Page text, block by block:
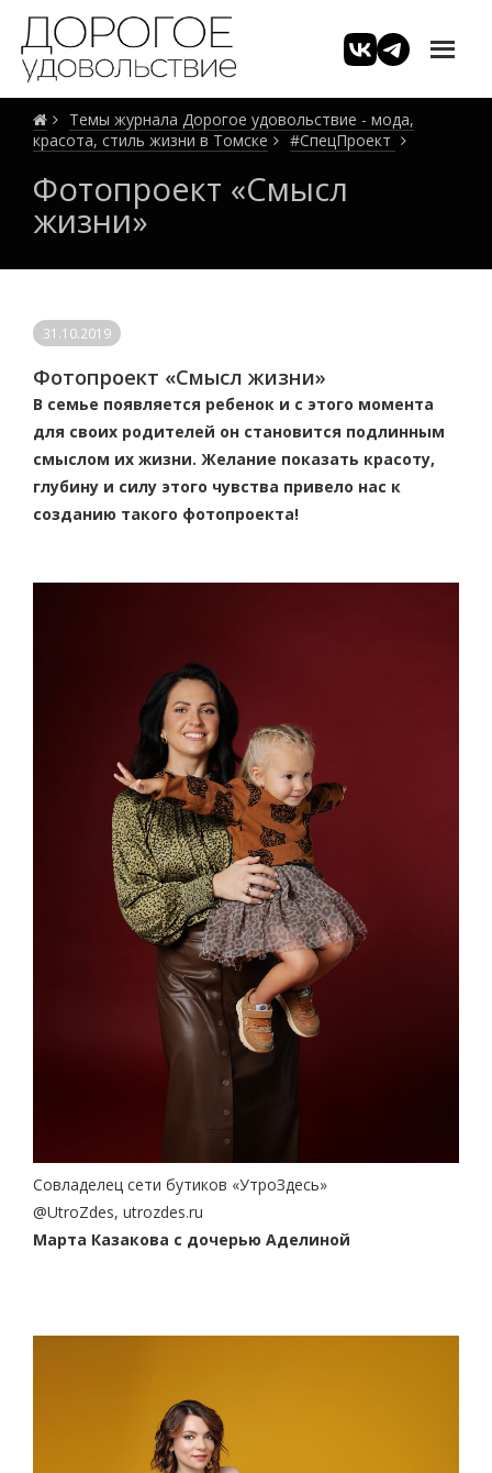
Темы журнала Дорогое удовольствие - мода,
красота, стиль жизни в Томске
#СпецПроект
Фотопроект «Смысл
жизни»
31.10.2019
Фотопроект «Смысл жизни»
В семье появляется ребенок и с этого момента
для своих родителей он становится подлинным
смыслом их жизни. Желание показать красоту,
глубину и силу этого чувства привело нас к
созданию такого фотопроекта!
Совладелец сети бутиков «УтроЗдесь»
@UtroZdes, utrozdes.ru
Марта Казакова c дочерью Аделиной